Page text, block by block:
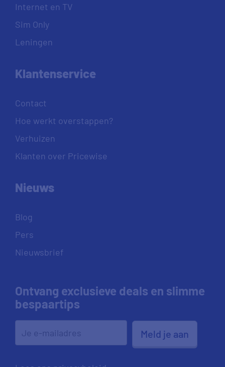
Internet en TV
Sim Only
Leningen
Klantenservice
Contact
Hoe werkt overstappen?
Verhuizen
Klanten over Pricewise
Nieuws
Blog
Pers
Nieuwsbrief
Ontvang exclusieve deals en slimme
bespaartips
Meld je aan